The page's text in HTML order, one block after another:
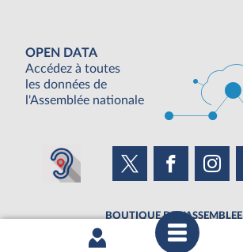
OPEN DATA
Accédez à toutes
les données de
l'Assemblée nationale
BOUTIQUE DE L'ASSEMBLEE
UNE SEMAINE À L'ASSEMBLÉE